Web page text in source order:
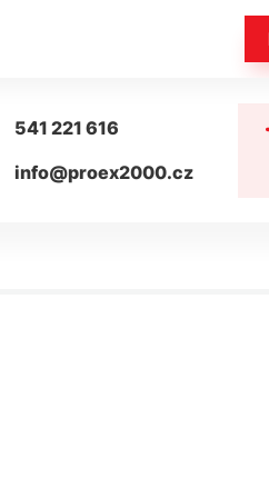
541 221 616
info@proex2000.cz